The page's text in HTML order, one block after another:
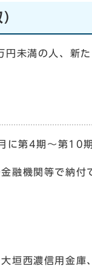
未満の人、新
第4期～第10期
融機関等で納付
垣西濃信用金